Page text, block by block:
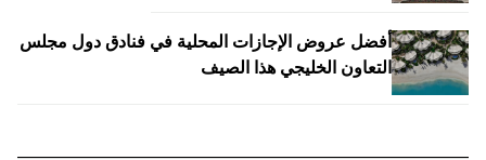
أفضل عروض الإجازات المحلية في فنادق دول مجلس
التعاون الخليجي هذا الصيف